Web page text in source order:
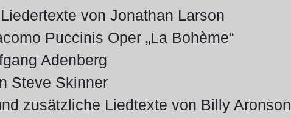
von Jonathan Larson
Puccinis Oper „La Bohème“
Adenberg
Steve Skinner
zusätzliche Liedtexte von Billy Aronson